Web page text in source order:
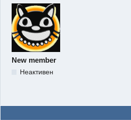
New member
Неактивен